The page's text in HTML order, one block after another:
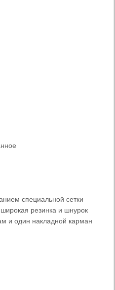
специальной сетки
резинка и шнурок
и один накладной карман